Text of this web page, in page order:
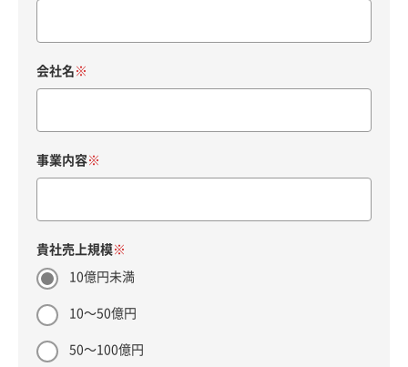
会社名
事業内容
貴社売上規模
10億円未満
10～50億円
50～100億円